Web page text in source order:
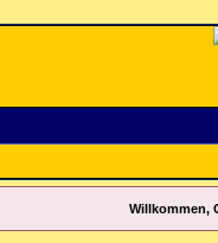
Willkommen,